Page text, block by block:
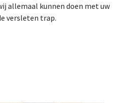
allemaal kunnen doen met uw
versleten trap.
jouw trap in Renkum, kies je
door onze